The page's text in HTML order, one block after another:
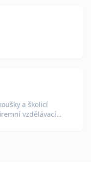
a školicí
vzdělávací